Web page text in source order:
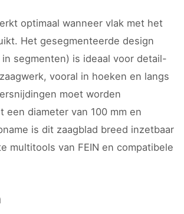
optimaal wanneer vlak met het
Het gesegmenteerde design
segmenten) is ideaal voor detail-
vooral in hoeken en langs
moet worden
een diameter van 100 mm en
is dit zaagblad breed inzetbaar
multitools van FEIN en compatibele